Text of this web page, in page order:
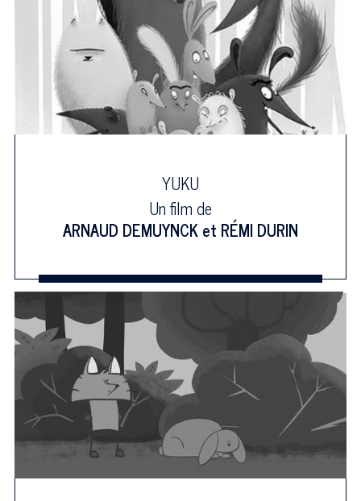
YUKU
Un film de
ARNAUD DEMUYNCKet RÉMI DURIN